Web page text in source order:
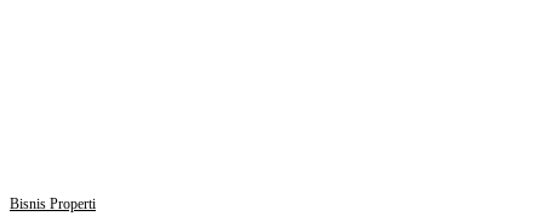
Bisnis Properti